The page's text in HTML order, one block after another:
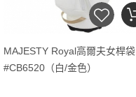
MAJESTY Royal高爾夫女桿袋
#CB6520（白/金色）